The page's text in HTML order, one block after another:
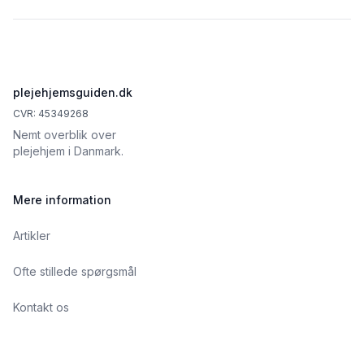
plejehjemsguiden.dk
CVR: 45349268
Nemt overblik over
plejehjem i Danmark.
Mere information
Artikler
Ofte stillede spørgsmål
Kontakt os